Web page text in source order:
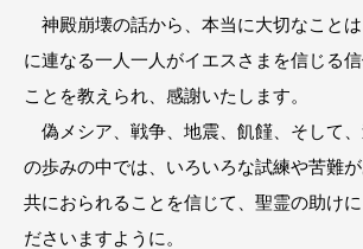
神殿崩壊の話から、本当に大切なこと
に連なる一人一人がイエスさまを信じる
ことを教えられ、感謝いたします。
偽メシア、戦争、地震、飢饉、そして
の歩みの中では、いろいろな試練や苦難
共におられることを信じて、聖霊の助け
ださいますように。